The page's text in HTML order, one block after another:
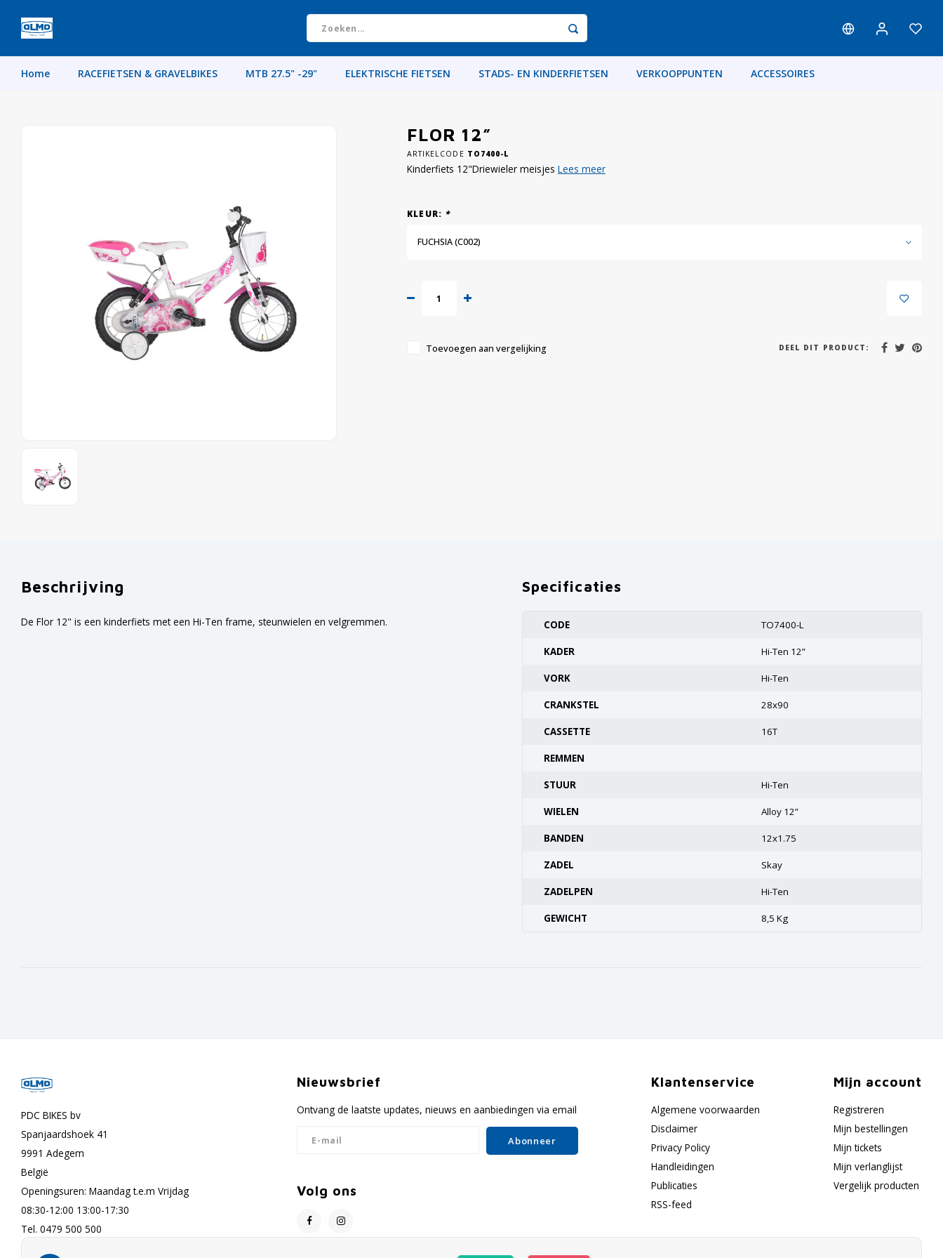
Home RACEFIETSEN & GRAVELBIKES MTB 27.5" -29" ELEKTRISCHE FIETSEN STADS- EN KINDERFIETSEN VERKOOPPUNTEN ACCESSOIRES
FLOR 12”
ARTIKELCODE TO7400-L
Kinderfiets 12"Driewieler meisjes Lees meer
KLEUR: *
FUCHSIA (C002)
Toevoegen aan vergelijking DEEL DIT PRODUCT:
Beschrijving
De Flor 12" is een kinderfiets met een Hi-Ten frame, steunwielen en velgremmen.
Specificaties
CODE TO7400-L
KADER Hi-Ten 12”
VORK Hi-Ten
CRANKSTEL 28x90
CASSETTE 16T
REMMEN
STUUR Hi-Ten
WIELEN Alloy 12”
BANDEN 12x1.75
ZADEL Skay
ZADELPEN Hi-Ten
GEWICHT 8,5 Kg
PDC BIKES bv
Spanjaardshoek 41
9991 Adegem
België
Openingsuren: Maandag t.e.m Vrijdag
08:30-12:00 13:00-17:30
Tel. 0479 500 500
Nieuwsbrief
Ontvang de laatste updates, nieuws en aanbiedingen via email
Abonneer
Volg ons
Klantenservice
Algemene voorwaarden
Disclaimer
Privacy Policy
Handleidingen
Publicaties
RSS-feed
Mijn account
Registreren
Mijn bestellingen
Mijn tickets
Mijn verlanglijst
Vergelijk producten